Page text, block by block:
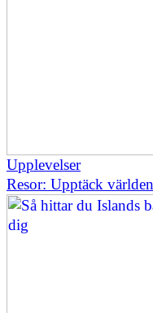
Upplevelser
Resor: Upptäck